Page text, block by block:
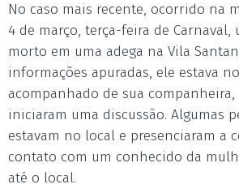
No caso mais recente, ocorrido na
4 de março, terça-feira de
morto em uma adega na Vila
informações apuradas, ele estava
acompanhado de sua
iniciaram uma discussão. Algumas
estavam no local e presenciaram a
contato com um conhecido da
até o local.